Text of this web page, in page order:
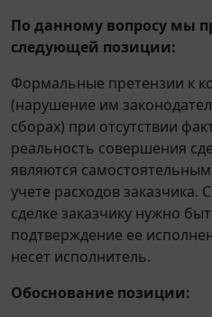
По данному вопросу мы
следующей позиции:
Формальные претензии к
(нарушение им
сборах) при отсутствии
реальность совершения
являются
учете расходов
сделке заказчику нужно
подтверждение ее
несет исполнитель.
Обоснование позиции: